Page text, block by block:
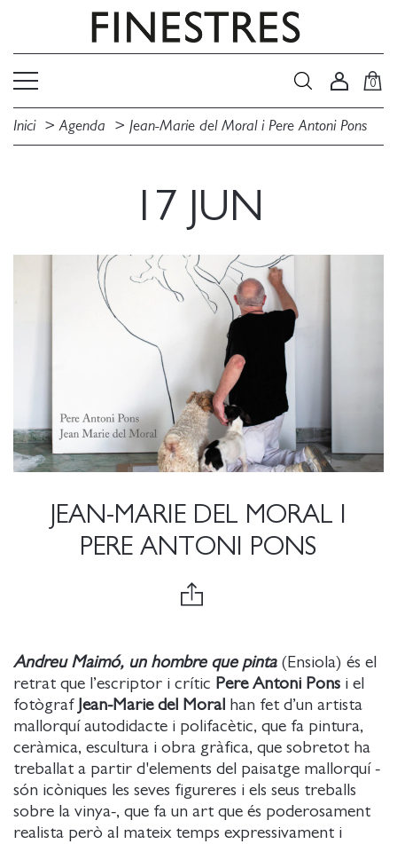
0
Inici Agenda Jean-Marie del Moral i Pere Antoni Pons
17 JUN
JEAN-MARIE DEL MORAL I
PERE ANTONI PONS
Andreu Maimó, un hombre que pinta(Ensiola) és el
retrat que l’escriptor i crític Pere Antoni Pons i el
fotògraf Jean-Marie del Moral han fet d’un artista
mallorquí autodidacte i polifacètic, que fa pintura,
ceràmica, escultura i obra gràfica, que sobretot ha
treballat a partir d'elements del paisatge mallorquí -
són icòniques les seves figureres i els seus treballs
sobre la vinya-, que fa un art que és poderosament
realista però al mateix temps expressivament i